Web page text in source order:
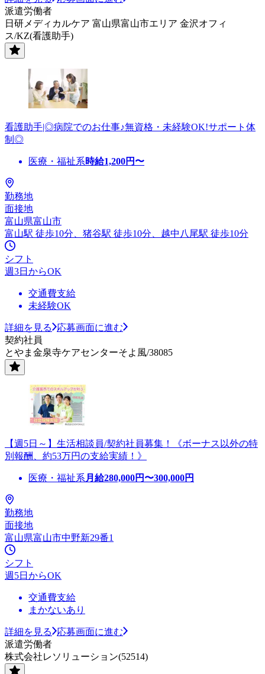
派遣労働者
日研メディカルケア 富山県富山市エリア 金沢オフィ
ス/KZ(看護助手)
看護助手|◎病院でのお仕事♪無資格・未経験OK!サポート体
制◎
医療・福祉系時給1,200円〜
勤務地
面接地
富山県富山市
富山駅 徒歩10分、猪谷駅 徒歩10分、越中八尾駅 徒歩10分
シフト
週3日からOK
交通費支給
未経験OK
詳細を見る
応募画面に進む
契約社員
とやま金泉寺ケアセンターそよ風/38085
【週5日～】生活相談員/契約社員募集！《ボーナス以外の特
別報酬、約53万円の支給実績！》
医療・福祉系 月給280,000円〜300,000円
勤務地
面接地
富山県富山市中野新29番1
シフト
週5日からOK
交通費支給
まかないあり
詳細を見る
応募画面に進む
派遣労働者
株式会社レソリューション(52514)